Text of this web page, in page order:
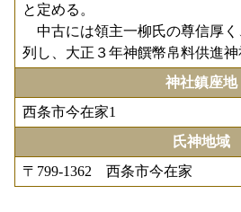
と定める。
中古には領主一柳氏の尊信厚く
列し、大正３年神饌幣帛料供進神
神社鎮座地
西条市今在家1
氏神地域
〒799-1362 西条市今在家